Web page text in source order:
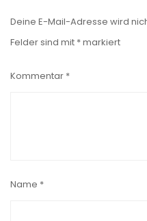
Deine E-Mail-Adresse wird
Felder sind mit *markiert
Kommentar *
Name *